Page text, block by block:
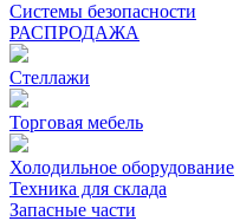
Системы безопасности
РАСПРОДАЖА
Стеллажи
Торговая мебель
Холодильное оборудование
Техника для склада
Запасные части